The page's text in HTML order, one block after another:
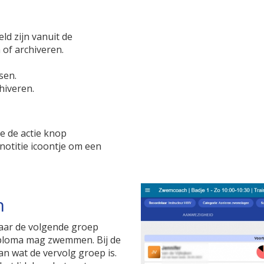
zijn vanuit de
archiveren.
de actie knop
icoontje om een
de volgende groep
mag zwemmen. Bij de
wat de vervolg groep is.